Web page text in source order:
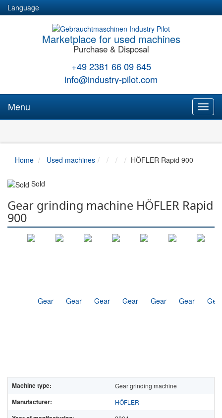
Language
Marketplace for used machines
Purchase & Disposal
+49 2381 66 09 645
info@industry-pilot.com
Menu
Home Used machines HÖFLER Rapid 900
Sold
Gear grinding machine HÖFLER Rapid
900
Machine type: Gear grinding machine
Manufacturer: HÖFLER